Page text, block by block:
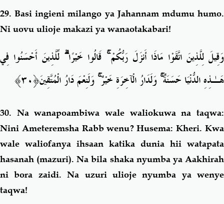
29.Basi ingieni milango ya Jahannam mdumu humo.
Ni uovu ulioje makazi ya wanaotakabari!
وَقِيلَ لِلَّذِينَ اتَّقَوْا مَاذَا أَنزَلَ رَبُّكُمْۚ قَالُوا خَيْرًاۗ لِّلَّذِينَ أَحْسَنُوا فِي
هَـٰذِهِ الدُّنْيَا حَسَنَةٌۚوَلَدَارُ الْآخِرَةِ خَيْرٌۚوَلَنِعْمَ دَارُ الْمُتَّقِينَ﴿٣٠﴾
30. Na wanapoambiwa wale waliokuwa na taqwa:
Nini Ameteremsha Rabb wenu? Husema: Kheri. Kwa
wale waliofanya ihsaan katika dunia hii watapata
hasanah (mazuri). Na bila shaka nyumba ya Aakhirah
ni bora zaidi. Na uzuri ulioje nyumba ya wenye
taqwa!